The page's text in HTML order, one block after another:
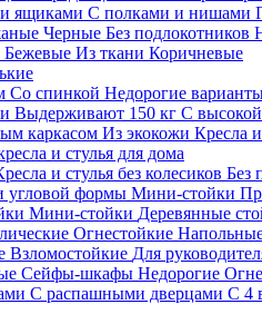
ящиками С полками и нишами
Черные Без подлокотников
Бежевые Из ткани Коричневые
Со спинкой Недорогие
Выдерживают 150 кг С
каркасом Из экокожи Кресла
и стулья для дома
и стулья без колесиков Без
угловой формы Мини-стойки
Мини-стойки Деревянные
Огнестойкие
Взломостойкие Для
Сейфы-шкафы Недорогие
С распашными дверцами С 4